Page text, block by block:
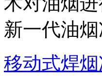
新一代油
移动式焊